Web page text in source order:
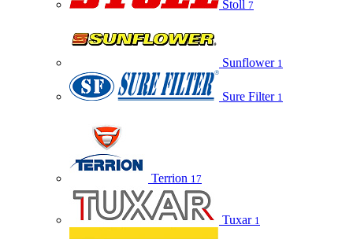
Stoll 7
Sunflower 1
Sure Filter 1
Terrion 17
Tuxar 1